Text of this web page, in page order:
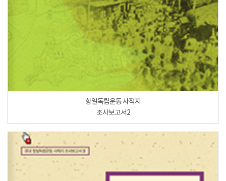
항일독립운동 사적지
조사보고서2